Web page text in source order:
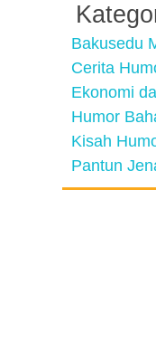
Bakusedu
Cerita
Ekonomi
Humor
Kisah
Pantun